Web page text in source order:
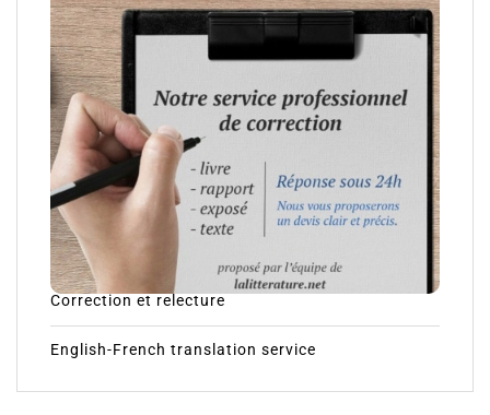
Correction et relecture
English-French translation service